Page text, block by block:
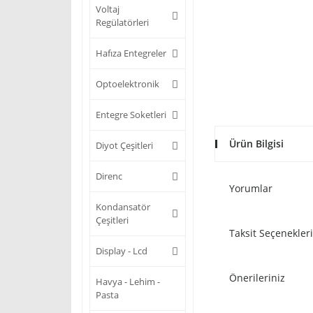
Voltaj
Regülatörleri
Hafıza Entegreler
Optoelektronik
Entegre Soketleri
Diyot Çeşitleri
Direnc
Kondansatör
Çeşitleri
Display - Lcd
Havya - Lehim -
Pasta
Ürün Bilgisi
Yorumlar
Taksit Seçenekleri
Önerileriniz